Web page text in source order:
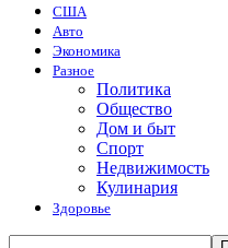
США
Авто
Экономика
Разное
Политика
Общество
Дом и быт
Спорт
Недвижимость
Кулинария
Здоровье